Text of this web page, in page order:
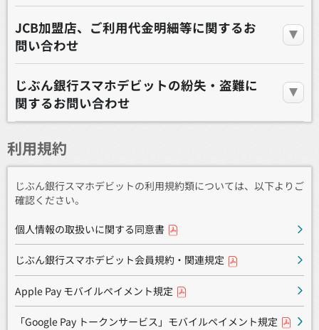
JCB加盟店、ご利用代金明細等に関するお
問い合わせ
じぶん銀行スマホデビットの紛失・盗難に
関するお問い合わせ
利用規約
じぶん銀行スマホデビットの利用規約類については、以下よりご
確認ください。
個人情報の取扱いに関する同意書
じぶん銀行スマホデビット会員規約・関連規定
Apple Pay モバイルペイメント規定
「Google Pay トークンサービス」モバイルペイメント規定